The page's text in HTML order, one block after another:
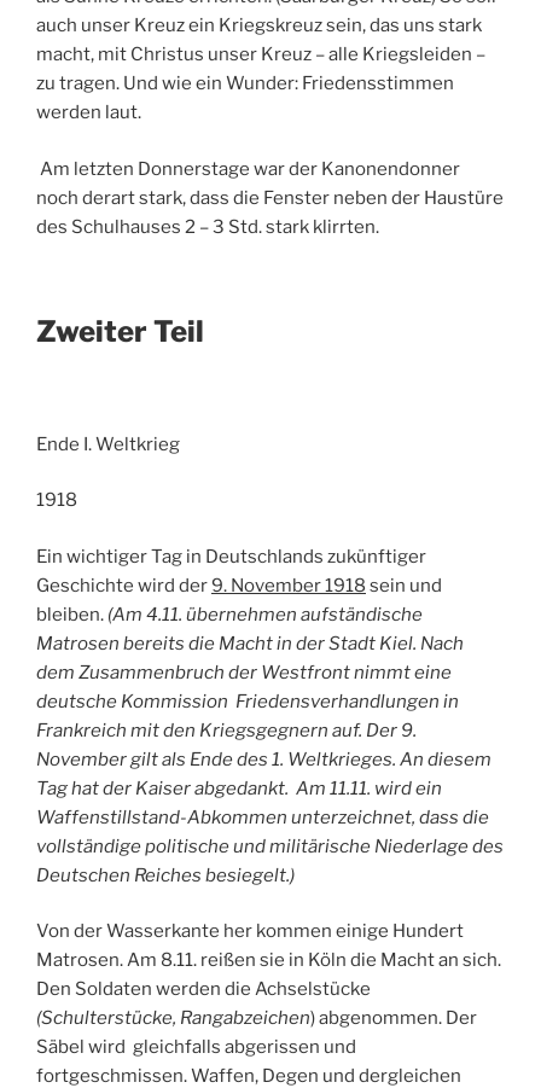
auch unser Kreuz ein Kriegskreuz sein, das uns stark
macht, mit Christus unser Kreuz – alle Kriegsleiden –
zu tragen. Und wie ein Wunder: Friedensstimmen
werden laut.
Am letzten Donnerstage war der Kanonendonner
noch derart stark, dass die Fenster neben der Haustüre
des Schulhauses 2 – 3 Std. stark klirrten.
Zweiter Teil
Ende I. Weltkrieg
1918
Ein wichtiger Tag in Deutschlands zukünftiger
Geschichte wird der9. November 1918 sein und
bleiben. (Am 4.11. übernehmen aufständische
Matrosen bereits die Macht in der Stadt Kiel. Nach
dem Zusammenbruch der Westfront nimmt eine
deutsche Kommission Friedensverhandlungen in
Frankreich mit den Kriegsgegnern auf. Der 9.
November gilt als Ende des 1. Weltkrieges. An diesem
Tag hat der Kaiser abgedankt. Am 11.11. wird ein
Waffenstillstand-Abkommen unterzeichnet, dass die
vollständige politische und militärische Niederlage des
Deutschen Reiches besiegelt.)
Von der Wasserkante her kommen einige Hundert
Matrosen. Am 8.11. reißen sie in Köln die Macht an sich.
Den Soldaten werden die Achselstücke
(Schulterstücke, Rangabzeichen) abgenommen. Der
Säbel wird gleichfalls abgerissen und
fortgeschmissen. Waffen, Degen und dergleichen